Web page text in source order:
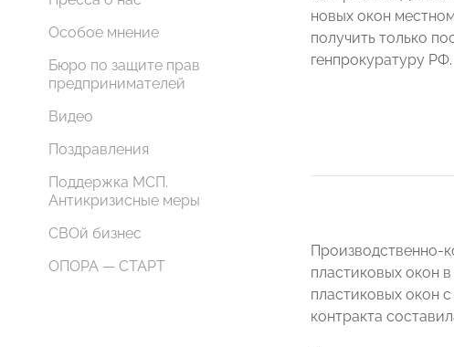
Особое мнение
Бюро по защите прав
предпринимателей
Видео
Поздравления
Поддержка МСП.
Антикризисные меры
СВОй бизнес
ОПОРА — СТАРТ
новых окон
получить только
генпрокуратуру РФ.
Производственно-
пластиковых окон
пластиковых окон
контракта